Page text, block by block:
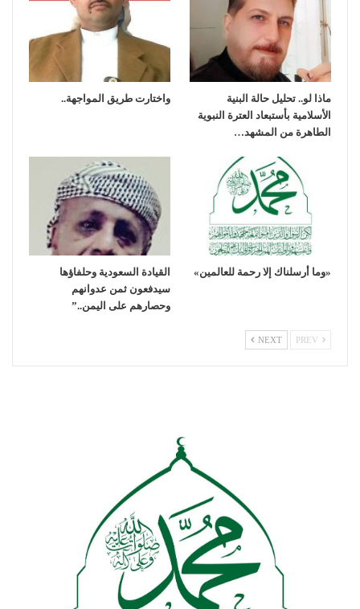
ماذا لو.. تحليل حالة البنية
الأسلامية بأستبعاد العترة النبوية
الطاهرة من المشهد…
واختارت طريق المواجهة..
«وما أرسلناك إلا رحمة للعالمين»
القيادة السعودية وحلفاؤها
سيدفعون ثمن عدوانهم
وحصارهم على اليمن..”
NEXT